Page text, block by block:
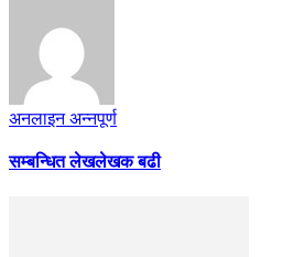
अनलाइन अन्नपूर्ण
सम्बन्धित लेखलेखक बढी